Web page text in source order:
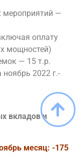
мероприятий —
оплату
мощностей)
— 15 т.р.
ноябрь 2022 г.-
вкладов и
месяц: -175